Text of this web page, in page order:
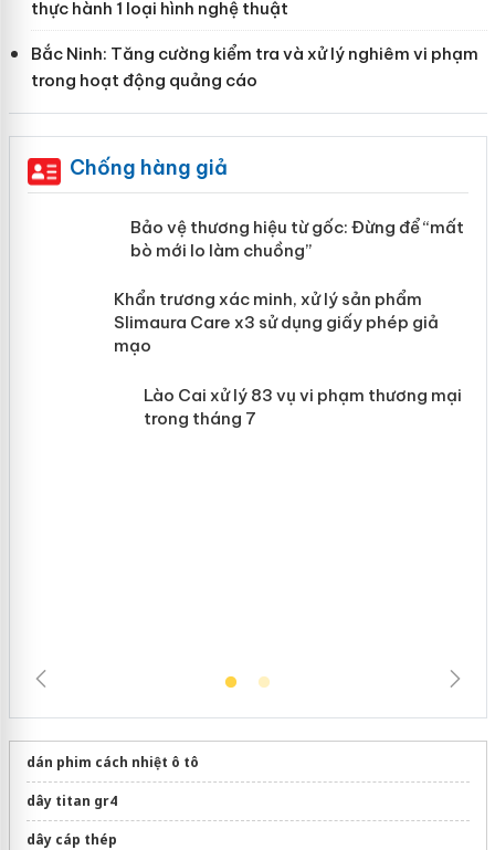
thực hành 1 loại hình nghệ thuật
Bắc Ninh: Tăng cường kiểm tra và xử lý nghiêm vi phạm
trong hoạt động quảng cáo
Chống hàng giả
Bảo vệ thương hiệu từ gốc: Đừng để
“mất bò mới lo làm chuồng”
Slimaura Care x3 sử dụng giấy phép giả
mạo
dán phim cách nhiệt ô tô
dây titan gr4
dây cáp thép